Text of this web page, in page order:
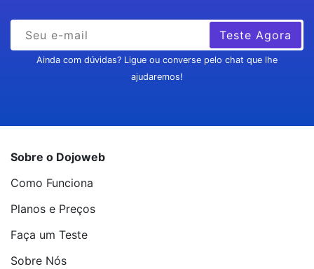
Teste Agora
Ainda com dúvidas? Ligue ou converse pelo chat que lhe
ajudaremos!
Sobre o Dojoweb
Como Funciona
Planos e Preços
Faça um Teste
Sobre Nós